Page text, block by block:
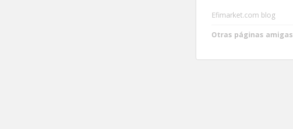
Efimarket.com blog
Otras páginas amigas